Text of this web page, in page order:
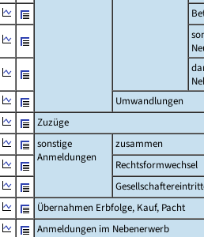
Umwandlungen
Zuzüge
sonstige
Anmeldungen
zusammen
Rechtsformwechsel
Übernahmen Erbfolge, Kauf, Pacht
Anmeldungen im Nebenerwerb